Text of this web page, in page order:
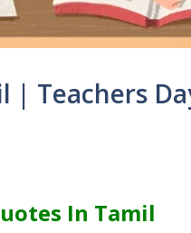
| Teachers
In Tamil